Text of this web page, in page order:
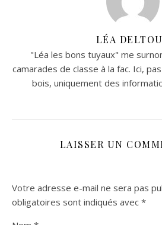
LÉA
"Léa les bons tuyaux" me
camarades de classe à la fac. Ici,
bois, uniquement des
LAISSER UN
Votre adresse e-mail ne sera pas
obligatoires sont indiqués avec *